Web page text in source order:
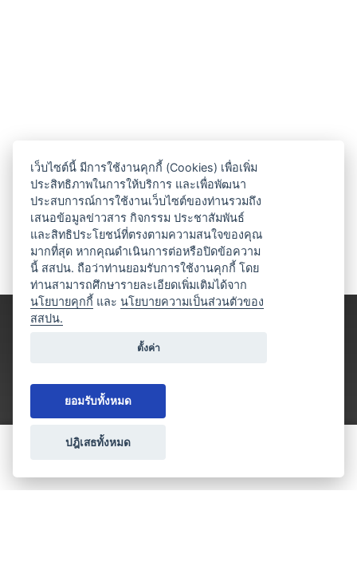
ประเภทธุรกิจไมซ์
เว็บไซต์นี้ มีการใช้งานคุกกี้ (Cookies) เพื่อเพิ่ม
ประสิทธิภาพในการให้บริการ และเพื่อพัฒนา
ประสบการณ์การใช้งานเว็บไซต์ของท่านรวมถึง
เสนอข้อมูลข่าวสาร กิจกรรม ประชาสัมพันธ์
และสิทธิประโยชน์ที่ตรงตามความสนใจของคุณ
มากที่สุด หากคุณดำเนินการต่อหรือปิดข้อความ
นี้ สสปน. ถือว่าท่านยอมรับการใช้งานคุกกี้ โดย
ท่านสามารถศึกษารายละเอียดเพิ่มเติมได้จาก
นโยบายคุกกี้ และนโยบายความเป็นส่วนตัวของ
สสปน.
ตั้งค่า
ยอมรับทั้งหมด
ปฎิเสธทั้งหมด